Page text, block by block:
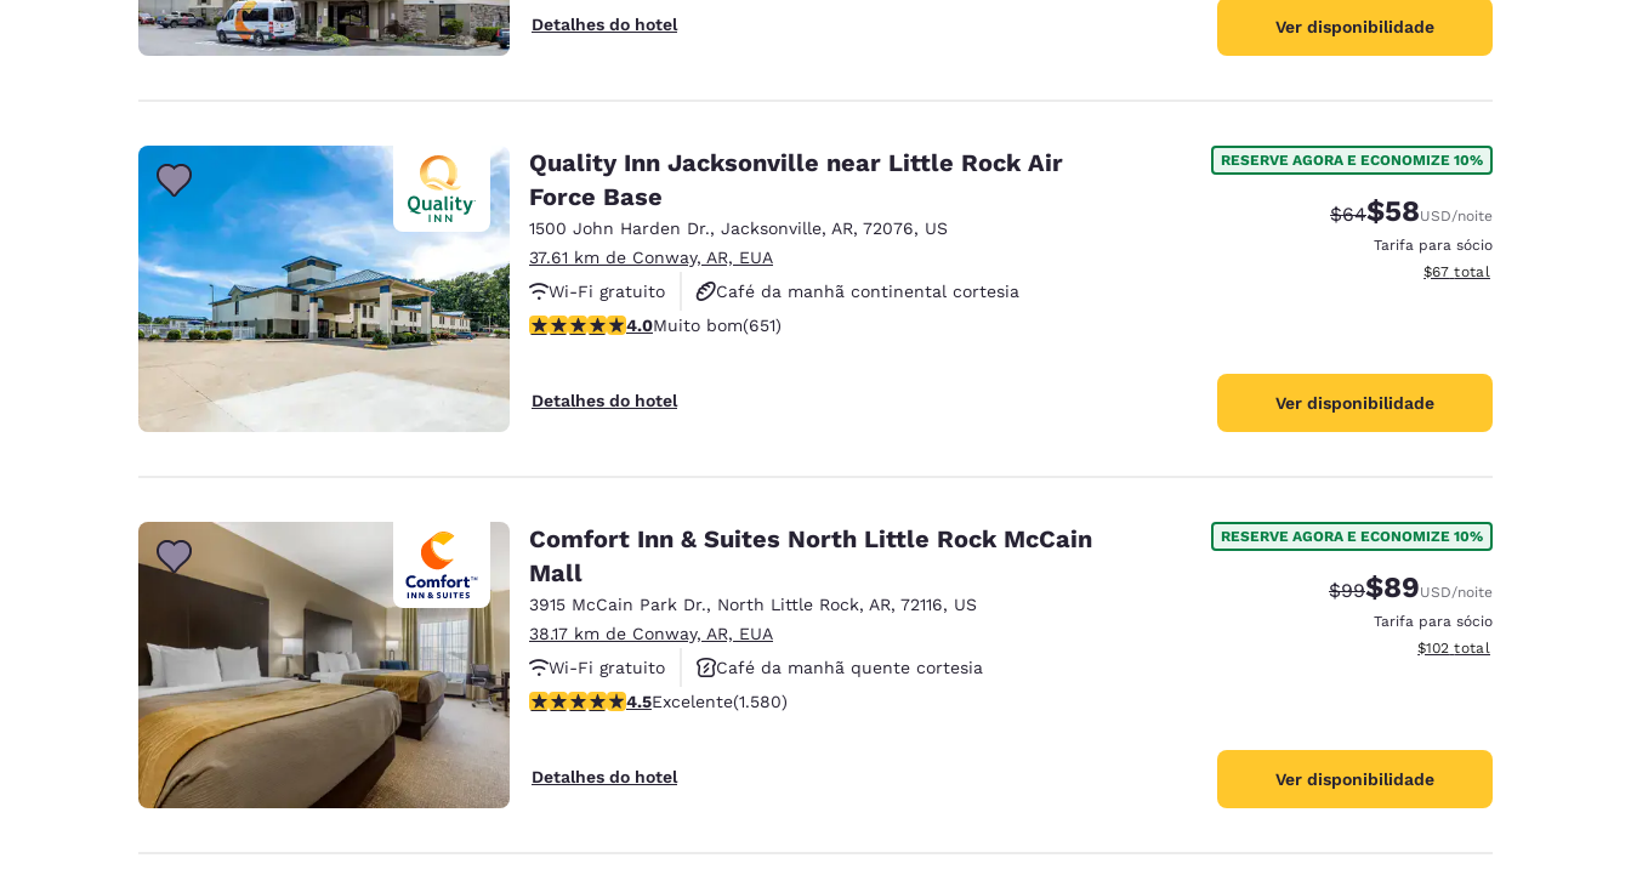
Detalhes do hotel Ver disponibilidade
Quality Inn Jacksonville near Little Rock Air
Force Base
1500 John Harden Dr., Jacksonville, AR, 72076, US
37.61 km de Conway, AR, EUA
Wi-Fi gratuito
Café da manhã continental cortesia
Café da manhã quente cortesia
classificação 4.05 estrelas. Muito bom. 651 avaliações
4.0Muito bom(651)
Detalhes do hotel
RESERVE AGORA E ECONOMIZE 10%
Tarifa anterior “tachada”:
$64Tarifa com desconto:
$58USD/noite
Tarifa para sócio
Exibir detalhes do total
$67 total
Ver disponibilidade
Comfort Inn & Suites North Little Rock McCain
Mall
3915 McCain Park Dr., North Little Rock, AR, 72116, US
38.17 km de Conway, AR, EUA
Wi-Fi gratuito
Café da manhã quente cortesia
Não fumante
classificação 4.46 estrelas. Excelente. 1580 avaliações
4.5Excelente(1.580)
Detalhes do hotel
RESERVE AGORA E ECONOMIZE 10%
Tarifa anterior “tachada”:
$99Tarifa com desconto:
$89USD/noite
Tarifa para sócio
Exibir detalhes do total
$102 total
Ver disponibilidade